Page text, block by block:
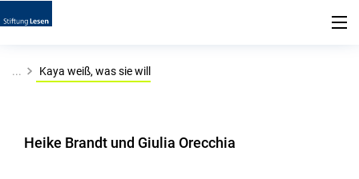
... Kaya weiß, was sie will
Heike Brandt und Giulia Orecchia